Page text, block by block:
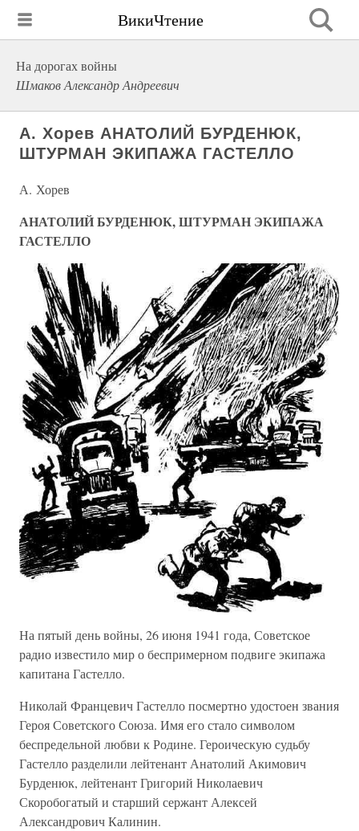
ВикиЧтение
На дорогах войны
Шмаков Александр Андреевич
А. Хорев АНАТОЛИЙ БУРДЕНЮК,
ШТУРМАН ЭКИПАЖА ГАСТЕЛЛО
А. Хорев
АНАТОЛИЙ БУРДЕНЮК, ШТУРМАН ЭКИПАЖА
ГАСТЕЛЛО
На пятый день войны, 26 июня 1941 года, Советское
радио известило мир о беспримерном подвиге экипажа
капитана Гастелло.
Николай Францевич Гастелло посмертно удостоен звания
Героя Советского Союза. Имя его стало символом
беспредельной любви к Родине. Героическую судьбу
Гастелло разделили лейтенант Анатолий Акимович
Бурденюк, лейтенант Григорий Николаевич
Скоробогатый и старший сержант Алексей
Александрович Калинин.